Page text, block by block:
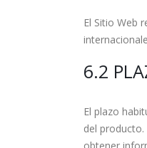
El Sitio Web
6.2
El plazo
del